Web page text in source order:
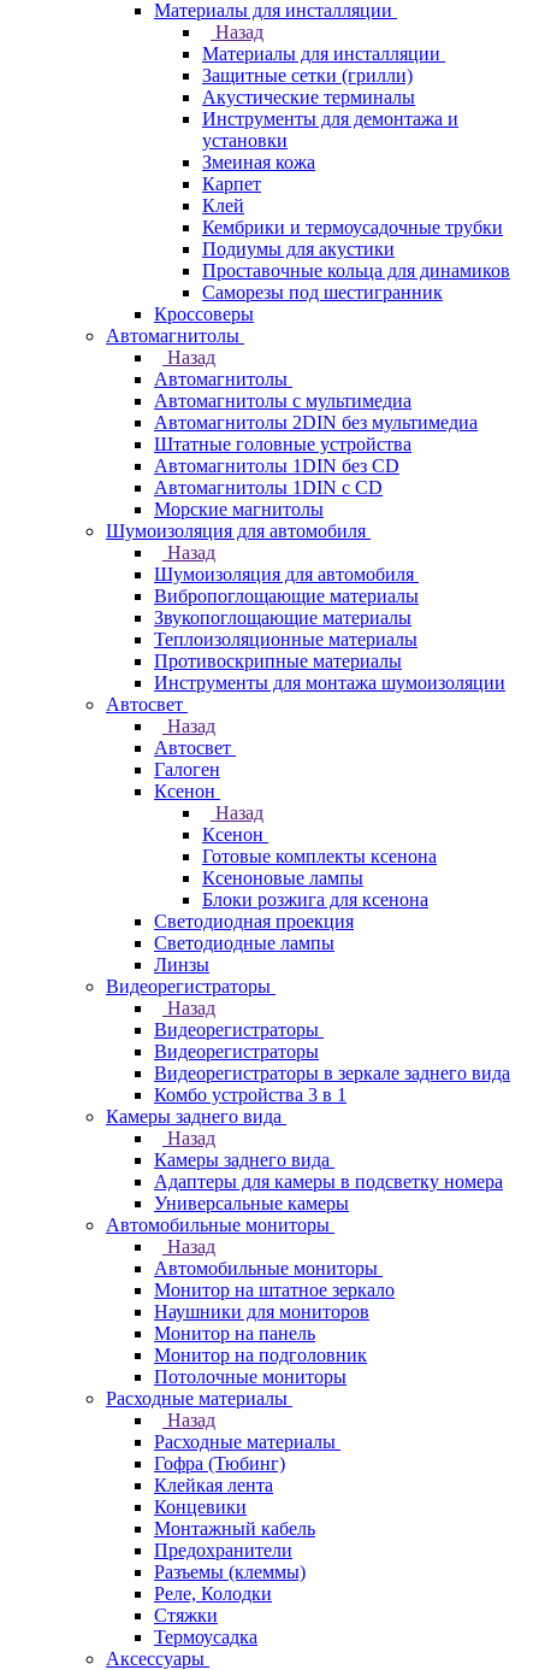
Материалы для инсталляции
Назад
Материалы для инсталляции
Защитные сетки (грилли)
Акустические терминалы
Инструменты для демонтажа и
установки
Змеиная кожа
Карпет
Клей
Кембрики и термоусадочные трубки
Подиумы для акустики
Проставочные кольца для динамиков
Саморезы под шестигранник
Кроссоверы
Автомагнитолы
Назад
Автомагнитолы
Автомагнитолы с мультимедиа
Автомагнитолы 2DIN без мультимедиа
Штатные головные устройства
Автомагнитолы 1DIN без CD
Автомагнитолы 1DIN с CD
Морские магнитолы
Шумоизоляция для автомобиля
Назад
Шумоизоляция для автомобиля
Вибропоглощающие материалы
Звукопоглощающие материалы
Теплоизоляционные материалы
Противоскрипные материалы
Инструменты для монтажа шумоизоляции
Автосвет
Назад
Автосвет
Галоген
Ксенон
Назад
Ксенон
Готовые комплекты ксенона
Ксеноновые лампы
Блоки розжига для ксенона
Светодиодная проекция
Светодиодные лампы
Линзы
Видеорегистраторы
Назад
Видеорегистраторы
Видеорегистраторы
Видеорегистраторы в зеркале заднего вида
Комбо устройства 3 в 1
Камеры заднего вида
Назад
Камеры заднего вида
Адаптеры для камеры в подсветку номера
Универсальные камеры
Автомобильные мониторы
Назад
Автомобильные мониторы
Монитор на штатное зеркало
Наушники для мониторов
Монитор на панель
Монитор на подголовник
Потолочные мониторы
Расходные материалы
Назад
Расходные материалы
Гофра (Тюбинг)
Клейкая лента
Концевики
Монтажный кабель
Предохранители
Разъемы (клеммы)
Реле, Колодки
Стяжки
Термоусадка
Аксессуары